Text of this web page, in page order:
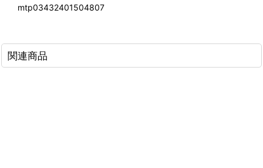
mtp03432401504807
関連商品